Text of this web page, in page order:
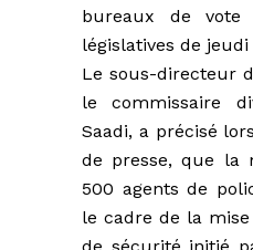
bureaux de vote
législatives de
Le sous-directeur
le commissaire
Saadi, a précisé
de presse, que la
500 agents de
le cadre de la